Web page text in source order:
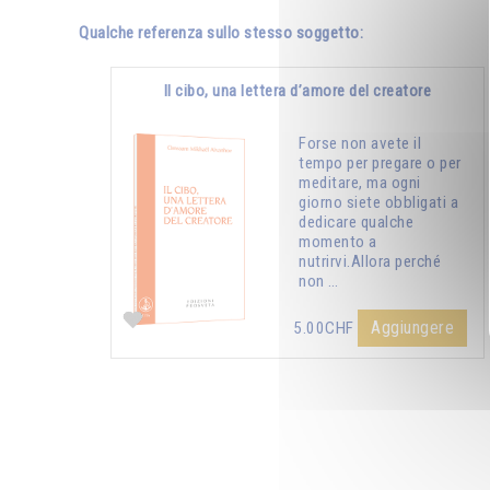
Qualche referenza sullo stesso soggetto:
Il cibo, una lettera d’amore del creatore
Forse non avete il
tempo per pregare o per
meditare, ma ogni
giorno siete obbligati a
dedicare qualche
momento a
nutrirvi.Allora perché
non …
5.00CHF Aggiungere